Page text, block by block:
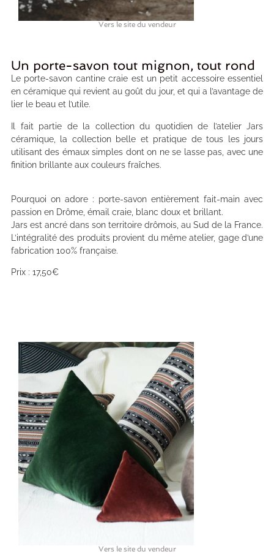
Un porte-savon tout mignon, tout rond
Le porte-savon cantine craie est un petit accessoire essentiel
en céramique qui revient au goût du jour, et qui a l’avantage de
lier le beau et l’utile.
Il fait partie de la collection du quotidien de l’atelier Jars
céramique, la collection belle et pratique de tous les jours
utilisant des émaux simples dont on ne se lasse pas, avec une
finition brillante aux couleurs fraîches.
Pourquoi on adore : porte-savon entièrement fait-main avec
passion en Drôme, émail craie, blanc doux et brillant.
Jars est ancré dans son territoire drômois, au Sud de la France.
L’intégralité des produits provient du même atelier, gage d’une
fabrication 100% française.
Prix : 17,50€
Vers le site du vendeur
Vers le site du vendeur